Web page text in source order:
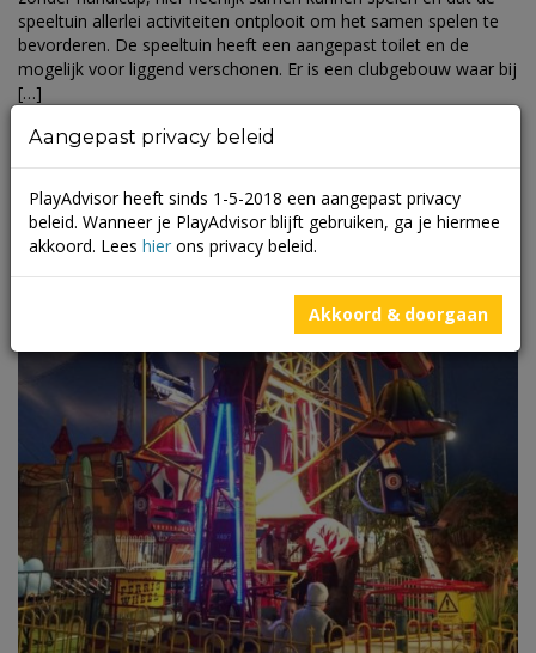
speeltuin allerlei activiteiten ontplooit om het samen spelen te
bevorderen. De speeltuin heeft een aangepast toilet en de
mogelijk voor liggend verschonen. Er is een clubgebouw waar bij
[…]
Aangepast privacy beleid
PlayAdvisor heeft sinds 1-5-2018 een aangepast privacy
beleid. Wanneer je PlayAdvisor blijft gebruiken, ga je hiermee
akkoord. Lees hier ons privacy beleid.
Akkoord & doorgaan